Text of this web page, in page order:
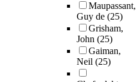
Maupassant,
Guy de (25)
Grisham,
John (25)
Gaiman,
Neil (25)